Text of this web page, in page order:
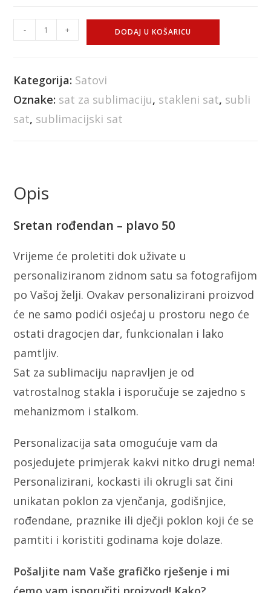
- + DODAJ U KOŠARICU
Kategorija: Satovi
Oznake: sat za sublimaciju, stakleni sat, subli
sat, sublimacijski sat
Opis
Sretan rođendan – plavo 50
Vrijeme će proletiti dok uživate u
personaliziranom zidnom satu sa fotografijom
po Vašoj želji. Ovakav personalizirani proizvod
će ne samo podići osjećaj u prostoru nego će
ostati dragocjen dar, funkcionalan i lako
pamtljiv.
Sat za sublimaciju napravljen je od
vatrostalnog stakla i isporučuje se zajedno s
mehanizmom i stalkom.
Personalizacija sata omogućuje vam da
posjedujete primjerak kakvi nitko drugi nema!
Personalizirani, kockasti ili okrugli sat čini
unikatan poklon za vjenčanja, godišnjice,
rođendane, praznike ili dječji poklon koji će se
pamtiti i koristiti godinama koje dolaze.
Pošaljite nam Vaše grafičko rješenje i mi